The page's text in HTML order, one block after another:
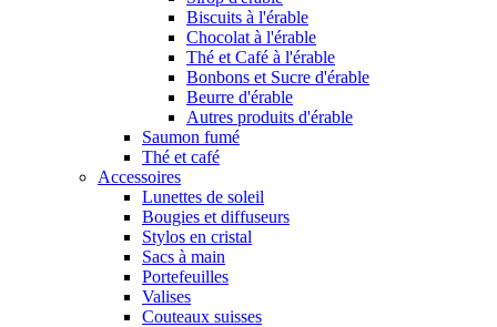
Biscuits à l'érable
Chocolat à l'érable
Thé et Café à l'érable
Bonbons et Sucre d'érable
Beurre d'érable
Autres produits d'érable
Saumon fumé
Thé et café
Accessoires
Lunettes de soleil
Bougies et diffuseurs
Stylos en cristal
Sacs à main
Portefeuilles
Valises
Couteaux suisses